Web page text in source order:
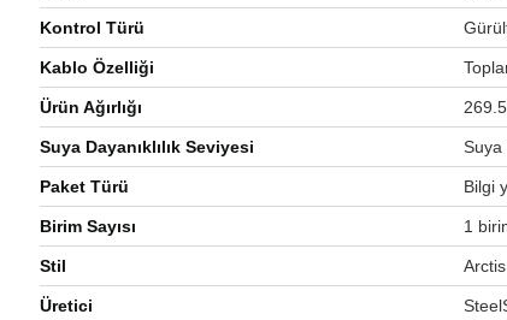
Kontrol Türü
Kablo Özelliği
Ürün Ağırlığı
Suya Dayanıklılık Seviyesi ‎Suya
Paket Türü ‎Bilgi
Birim Sayısı ‎1
Stil
Üretici